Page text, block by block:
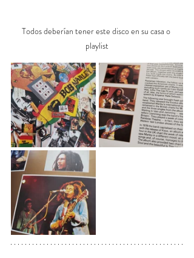
Todos deberían tener este disco en su casa o
playlist